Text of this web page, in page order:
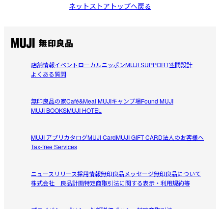
ネットストアトップへ戻る
店舗情報イベントローカルニッポンMUJI SUPPORT空間設計
よくある質問
無印良品の家Café&Meal MUJIキャンプ場Found MUJI
MUJI BOOKSMUJI HOTEL
MUJI アプリカタログMUJI CardMUJI GIFT CARD法人のお客様へ
Tax-free Services
ニュースリリース採用情報無印良品メッセージ無印良品について
株式会社 良品計画特定商取引法に関する表示・利用規約等